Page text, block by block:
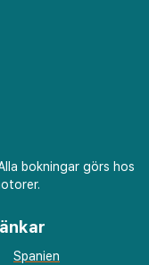
bokningar görs hos
Spanien